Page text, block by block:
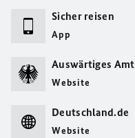
Sicher reisen
App
Auswärtiges Amt
Website
Deutschland.de
Website